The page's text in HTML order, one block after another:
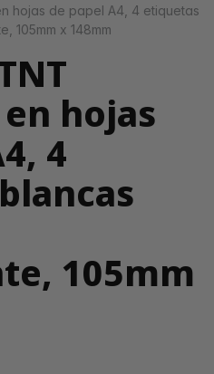
hojas de papel A4, 4 etiquetas
105mm x 148mm
hojas
4
105mm